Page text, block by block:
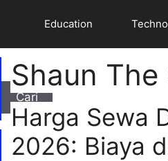
Education
Shaun The
Harga Sewa
2026: Biaya
Cari